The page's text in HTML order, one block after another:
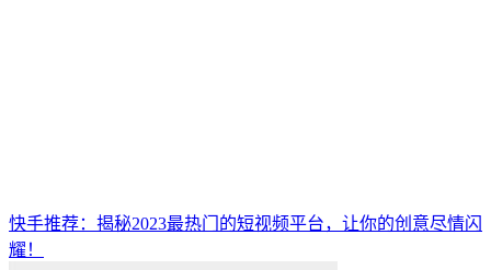
快手推荐：揭秘2023最热门的短视频平台，让你的创意尽情闪
耀！